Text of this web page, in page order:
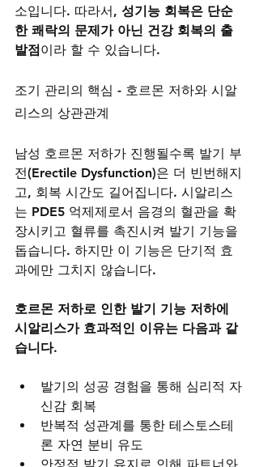
소입니다. 따라서, 성기능 회복은 단순
한 쾌락의 문제가 아닌 건강 회복의 출
발점이라 할 수 있습니다.
조기 관리의 핵심 - 호르몬 저하와 시알
리스의 상관관계
남성 호르몬 저하가 진행될수록 발기 부
전(Erectile Dysfunction)은 더 빈번해지
고, 회복 시간도 길어집니다. 시알리스
는 PDE5 억제제로서 음경의 혈관을 확
장시키고 혈류를 촉진시켜 발기 기능을
돕습니다. 하지만 이 기능은 단기적 효
과에만 그치지 않습니다.
호르몬 저하로 인한 발기 기능 저하에
시알리스가 효과적인 이유는 다음과 같
습니다.
발기의 성공 경험을 통해 심리적 자
신감 회복
반복적 성관계를 통한 테스토스테
론 자연 분비 유도